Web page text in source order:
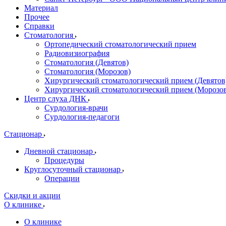
Материал
Прочее
Справки
Стоматология
Ортопедический стоматологический прием
Радиовизиография
Стоматология (Девятов)
Стоматология (Морозов)
Хирургический стоматологический прием
Хирургический стоматологический прием
Центр слуха ДНК
Сурдология-врачи
Сурдология-педагоги
Стационар
Дневной стационар
Процедуры
Круглосуточный стационар
Операции
Скидки и акции
О клинике
О клинике